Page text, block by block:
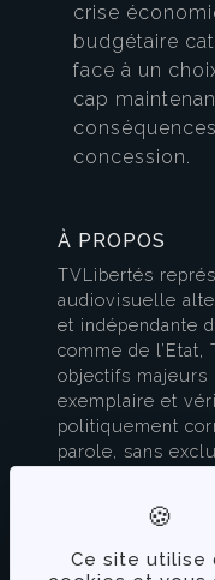
Ce site utilise
crise
budgétaire
face à un
cap
concession.
À PROPOS
TVLibertés
audiovisuelle
et indépendante
comme de
objectifs majeurs
exemplaire et
politiquement
parole, sans
l’esprit français
TVLibertés est à